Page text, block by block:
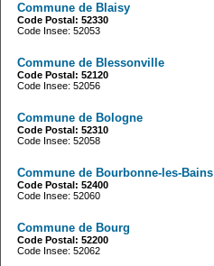
Commune de Blaisy
Code Postal: 52330
Code Insee: 52053
Commune de Blessonville
Code Postal: 52120
Code Insee: 52056
Commune de Bologne
Code Postal: 52310
Code Insee: 52058
Commune de Bourbonne-les-Bains
Code Postal: 52400
Code Insee: 52060
Commune de Bourg
Code Postal: 52200
Code Insee: 52062